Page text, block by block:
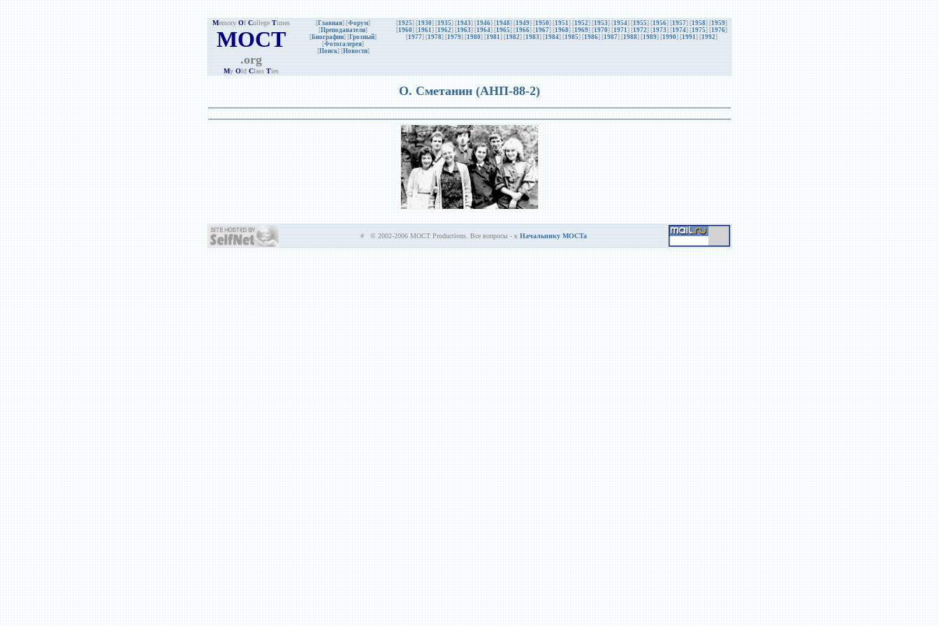
Memory Of College Times
MOCT
.org
My Old Class Ties
[Главная] [Форум]
[Преподаватели]
[Биографии] [Грозный]
[Фотогалерея]
[Поиск] [Новости]
[1925] [1930] [1935] [1943] [1946] [1948] [1949] [1950] [1951] [1952] [1953] [1954] [1955] [1956] [1957] [1958] [1959]
[1960] [1961] [1962] [1963] [1964] [1965] [1966] [1967] [1968] [1969] [1970] [1971] [1972] [1973] [1974] [1975] [1976]
[1977] [1978] [1979] [1980] [1981] [1982] [1983] [1984] [1985] [1986] [1987] [1988] [1989] [1990] [1991] [1992]
О. Сметанин (АНП-88-2)
# © 2002-2006 MOCT Productions. Все вопросы - к Начальнику MOCTa